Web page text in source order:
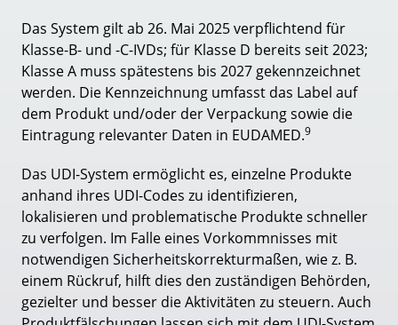
Das System gilt ab 26. Mai 2025 verpflichtend für
Klasse-B- und -C-IVDs; für Klasse D bereits seit 2023;
Klasse A muss spätestens bis 2027 gekennzeichnet
werden. Die Kennzeichnung umfasst das Label auf
dem Produkt und/oder der Verpackung sowie die
Eintragung relevanter Daten in EUDAMED.9
Das UDI-System ermöglicht es, einzelne Produkte
anhand ihres UDI-Codes zu identifizieren,
lokalisieren und problematische Produkte schneller
zu verfolgen. Im Falle eines Vorkommnisses mit
notwendigen Sicherheitskorrekturmaßen, wie z. B.
einem Rückruf, hilft dies den zuständigen Behörden,
gezielter und besser die Aktivitäten zu steuern. Auch